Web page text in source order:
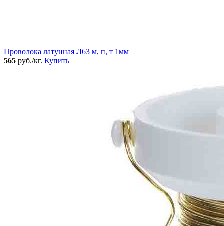
Проволока латунная Л63 м, п, т 1мм
565 руб./кг. Купить